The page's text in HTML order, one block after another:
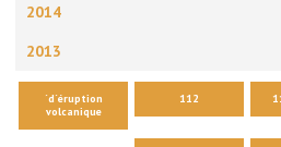
2014
2013
´d´éruption
volcanique
112